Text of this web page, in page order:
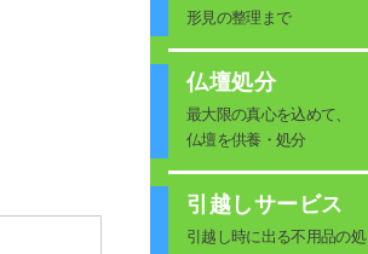
形見の整理まで
仏壇処分
最大限の真心を込めて、
仏壇を供養・処分
引越しサービス
引越し時に出る不用品の処